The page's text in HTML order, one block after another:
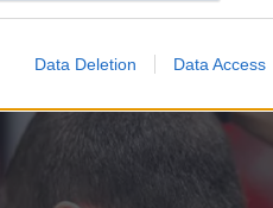
Data Deletion Data Access